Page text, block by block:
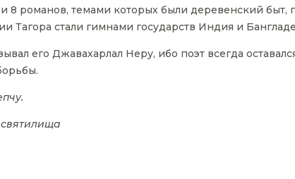
и 8 романов, темами которых были деревенский
Тагора стали гимнами государств Индия и
его Джавахарлал Неру, ибо поэт всегда